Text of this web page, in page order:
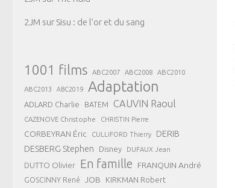
2JM sur Sisu : de l’or et du sang
1001 films ABC2007 ABC2008 ABC2010
ABC2013 ABC2019 Adaptation
ADLARD Charlie BATEM CAUVIN Raoul
CAZENOVE Christophe CHRISTIN Pierre
CORBEYRAN Éric CULLIFORD Thierry DERIB
DESBERG Stephen Disney DUFAUX Jean
DUTTO Olivier En famille FRANQUIN André
GOSCINNY René JOB KIRKMAN Robert